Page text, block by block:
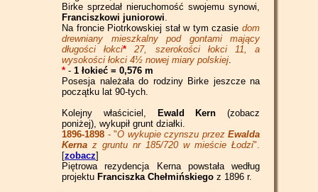
Birke sprzedał nieruchomość swojemu synowi,
Franciszkowi juniorowi.
Na froncie Piotrkowskiej stał w tym czasie dom
drewniany mieszkalny pod gontami mający
długości łokci* 27, szerokości łokci 11, a
wysokości łokci 4½ nowej miary polskiej.
* - 1 łokieć = 0,576 m
Posesja należała do rodziny Birke jeszcze na
początku lat 90-tych.
Kolejny właściciel,
Ewald Kern (zobacz
poniżej), wykupił grunt działki.
1896-1898 - "O wykupie czynszu przez Ewalda
Kerna z gruntu nr 185/720 w mieście Łodzi".
[zobacz]
Piętrowa rezydencja Kerna powstała według
projektu Franciszka Chełmińskiego z 1896 r.